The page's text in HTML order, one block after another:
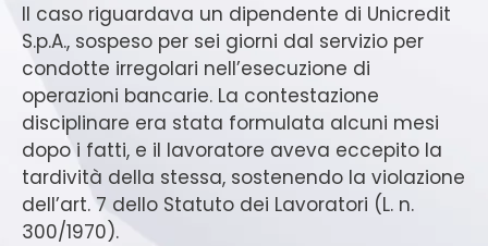
Il caso riguardava un dipendente di Unicredit
S.p.A., sospeso per sei giorni dal servizio per
condotte irregolari nell’esecuzione di
operazioni bancarie. La contestazione
disciplinare era stata formulata alcuni mesi
dopo i fatti, e il lavoratore aveva eccepito la
tardività della stessa, sostenendo la violazione
dell’art. 7 dello Statuto dei Lavoratori (L. n.
300/1970).